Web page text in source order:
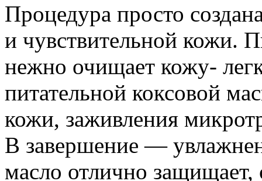
Процедура просто
и чувствительной кожи.
нежно очищает кожу-
питательной коксовой
кожи, заживления
В завершение —
масло отлично защищает,